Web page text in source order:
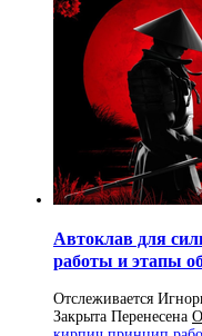
Автоклав для
работы и этапы
Отслеживается
Закрыта Перенесена